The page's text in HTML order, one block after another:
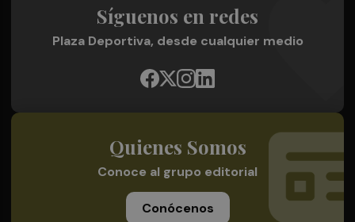
Síguenos en redes
Plaza Deportiva, desde cualquier medio
Quienes Somos
Conoce al grupo editorial
Conócenos